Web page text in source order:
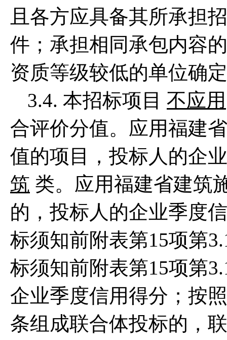
且各方应具备其所承担
件；承担相同承包内容
资质等级较低的单位确
3.4. 本招标项目 不应用
合评价分值。应用福建
值的项目，投标人的企
筑 类。应用福建省建筑
的，投标人的企业季度
标须知前附表第15项第
标须知前附表第15项第
企业季度信用得分；按
条组成联合体投标的，